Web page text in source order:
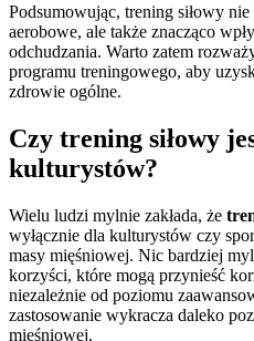
Podsumowując, trening siłowy
aerobowe, ale także znacząco
odchudzania. Warto zatem
programu treningowego, aby
zdrowie ogólne.
Czy trening siłowy
kulturystów?
Wielu ludzi mylnie zakłada, że
wyłącznie dla kulturystów czy
masy mięśniowej. Nic bardziej
korzyści, które mogą przynieść
niezależnie od poziomu
zastosowanie wykracza daleko
mięśniowej.